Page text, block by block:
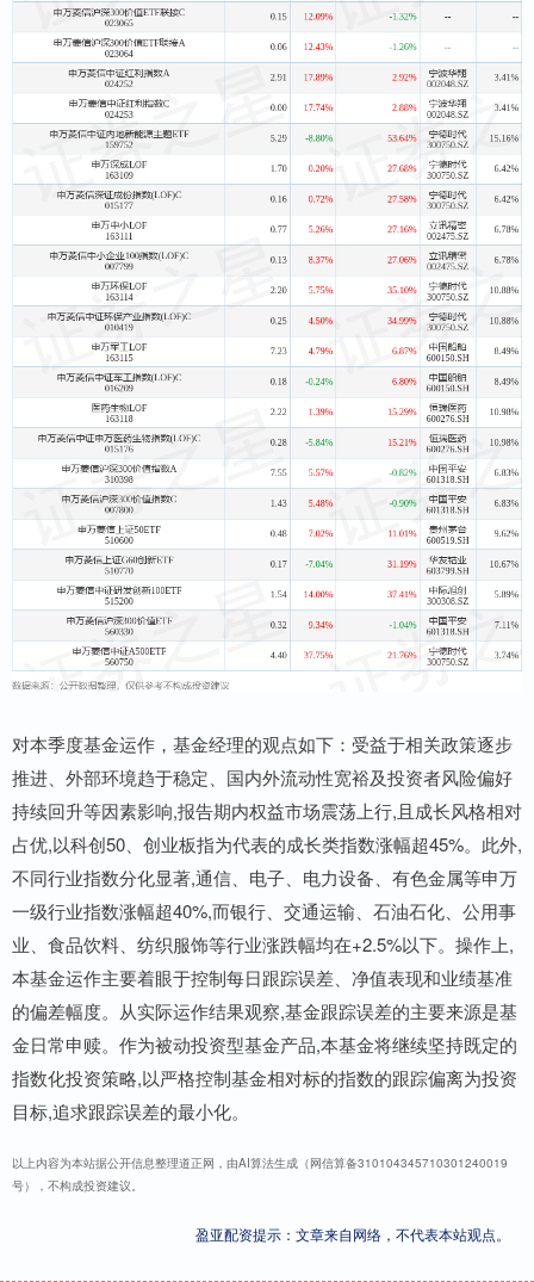
对本季度基金运作，基金经理的观点如下：受益于相关政策逐步
推进、外部环境趋于稳定、国内外流动性宽裕及投资者风险偏好
持续回升等因素影响,报告期内权益市场震荡上行,且成长风格相对
占优,以科创50、创业板指为代表的成长类指数涨幅超45%。此外,
不同行业指数分化显著,通信、电子、电力设备、有色金属等申万
一级行业指数涨幅超40%,而银行、交通运输、石油石化、公用事
业、食品饮料、纺织服饰等行业涨跌幅均在+2.5%以下。操作上,
本基金运作主要着眼于控制每日跟踪误差、净值表现和业绩基准
的偏差幅度。从实际运作结果观察,基金跟踪误差的主要来源是基
金日常申赎。作为被动投资型基金产品,本基金将继续坚持既定的
指数化投资策略,以严格控制基金相对标的指数的跟踪偏离为投资
目标,追求跟踪误差的最小化。
以上内容为本站据公开信息整理道正网，由AI算法生成（网信算备310104345710301240019
号），不构成投资建议。
盈亚配资提示：文章来自网络，不代表本站观点。